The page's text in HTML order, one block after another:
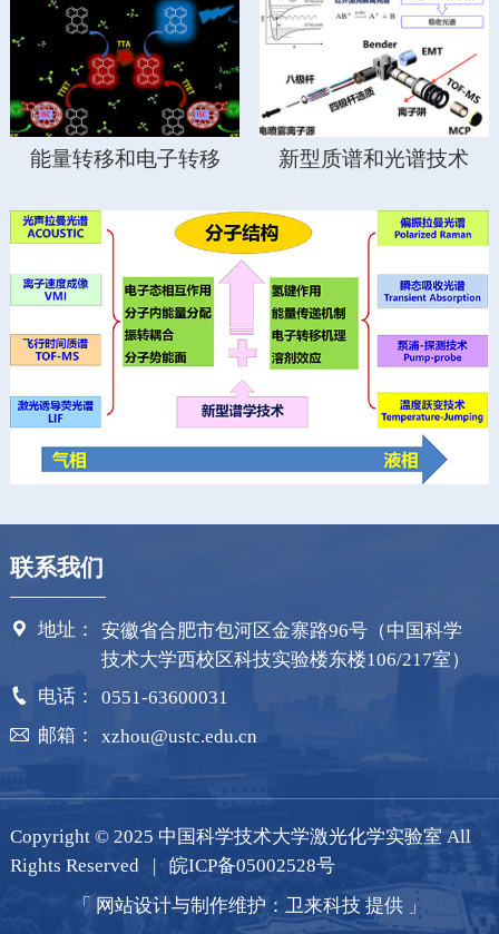
能量转移和电子转移 新型质谱和光谱技术
联系我们
 地址：
安徽省合肥市包河区金寨路96号（中国科学
技术大学西校区科技实验楼东楼106/217室）
 电话： 0551-63600031
 邮箱： xzhou@ustc.edu.cn
Copyright © 2025 中国科学技术大学激光化学实验室 All
Rights Reserved | 皖ICP备05002528号
「
网站设计与制作维护：卫来科技 提供」